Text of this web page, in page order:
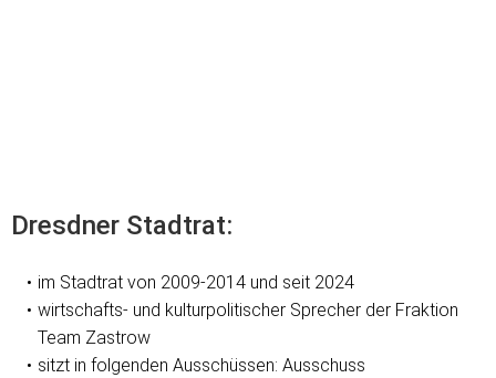
Dresdner Stadtrat:
im Stadtrat von 2009-2014 und seit 2024
wirtschafts- und kulturpolitischer Sprecher der Fraktion
Team Zastrow
sitzt in folgenden Ausschüssen: Ausschuss